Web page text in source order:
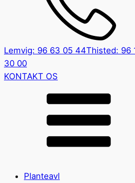
Lemvig: 96 63 05 44Thisted: 96
30 00
KONTAKT OS
Planteavl